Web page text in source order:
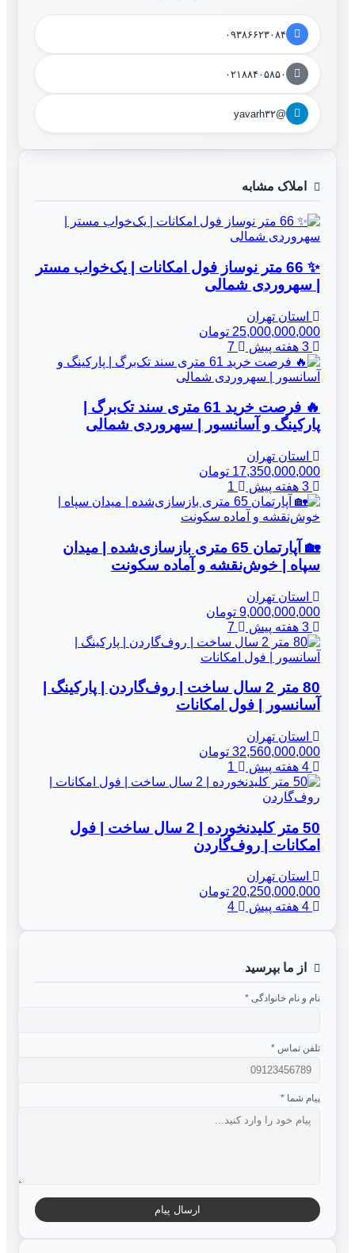
۰۹۳۸۶۶۲۳۰۸۴
۰۲۱۸۸۴۰۵۸۵۰
@yavarh۳۲
املاک مشابه
✨ 66 متر نوساز فول امکانات | یک‌خواب مستر
| سهروردی شمالی
استان تهران
25,000,000,000 تومان
🔥 فرصت خرید 61 متری سند تک‌برگ |
پارکینگ و آسانسور | سهروردی شمالی
استان تهران
17,350,000,000 تومان
🏡 آپارتمان 65 متری بازسازی‌شده | میدان
سپاه | خوش‌نقشه و آماده سکونت
استان تهران
9,000,000,000 تومان
80 متر 2 سال ساخت | روف‌گاردن | پارکینگ |
آسانسور | فول امکانات
استان تهران
32,560,000,000 تومان
50 متر کلیدنخورده | 2 سال ساخت | فول
امکانات | روف‌گاردن
استان تهران
20,250,000,000 تومان
از ما بپرسید
نام و نام خانوادگی *
تلفن تماس *
پیام شما *
ارسال پیام